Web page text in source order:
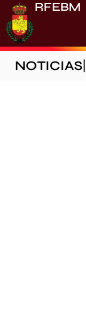
RFEBM
NOTICIAS